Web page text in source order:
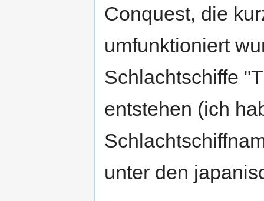
Conquest, die
umfunktioniert
Schlachtschiffe
entstehen (ich
unter den